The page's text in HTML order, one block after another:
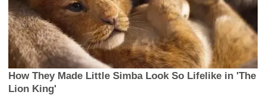
How They Made Little Simba Look So Lifelike in 'The
Lion King'